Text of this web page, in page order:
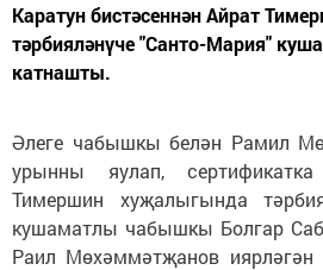
Каратун бистәсеннән Айрат
тәрбияләнүче "Санто-Мария"
катнашты.
Әлеге чабышкы белән Рамил
урынны яулап,
Тимершин хуҗалыгында
кушаматлы чабышкы Болгар
Раил Мөхәммәтҗанов